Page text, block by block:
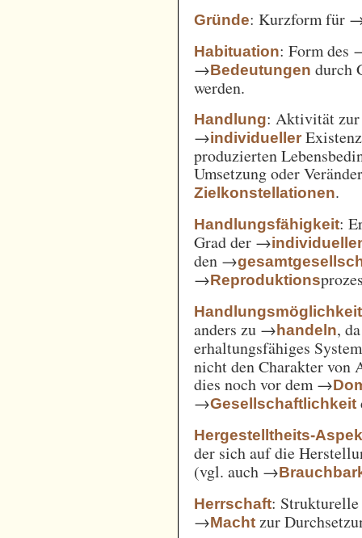
Gründe: Kurzform für
Habituation: Form des
→Bedeutungen durch
werden.
Handlung: Aktivität zur
→individueller
produzierten
Umsetzung oder
Zielkonstellationen.
Handlungsfähigkeit:
Grad der →
den →
→Reproduktions
Handlungsmöglichkeit
anders zu →handeln,
erhaltungsfähiges
nicht den Charakter von
dies noch vor dem →
→Gesellschaftlichkeit
Hergestelltheits-
der sich auf die
(vgl. auch →
Herrschaft: Strukturelle
→Macht zur